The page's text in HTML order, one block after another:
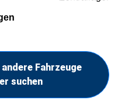
Fahrzeuge
suchen